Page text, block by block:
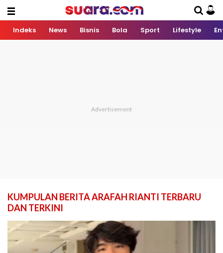
Indeks News Bisnis Bola Sport Lifestyle
KUMPULAN BERITA ARAFAH RIANTI TERBARU
DAN TERKINI